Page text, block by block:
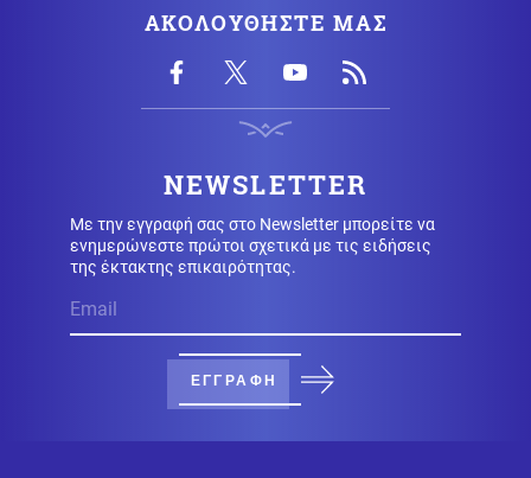
κερδοφορία των τραπεζών το α΄εξάμηνο
Σε εγρήγορση οι Αρχές για την έξαρση του ιού του
Μέση Ανατολή 09.08.2026 - 09:25
Θρίλερ στα Στενά του Ορμούζ: Η συμφωνία με το Ομάν
δεν αρκεί – Τι απαιτεί η Τεχεράνη
09.08.2026 - 09:24
Καιρός: Έως 39 βαθμούς σήμερα - Που θα έχει
ΑΚΟΛΟΥΘΗΣΤΕ ΜΑΣ
NEWSLETTER
Με την εγγραφή σας στο Newsletter μπορείτε να
ενημερώνεστε πρώτοι σχετικά με τις ειδήσεις
της έκτακτης επικαιρότητας.
ΕΓΓΡΑΦΗ